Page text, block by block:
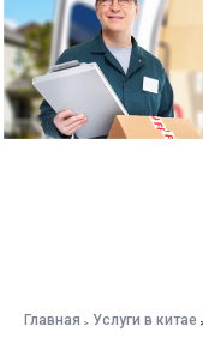
Главная Услуги в китае